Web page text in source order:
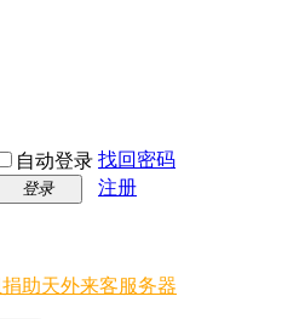
自动登录 找回密码
登录
注册
捐助天外来客服务器